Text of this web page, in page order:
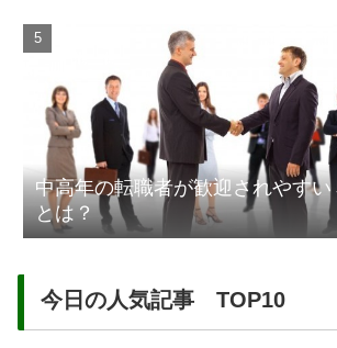
中高年の転職者が歓迎されやす
とは？
今日の人気記事 TOP10